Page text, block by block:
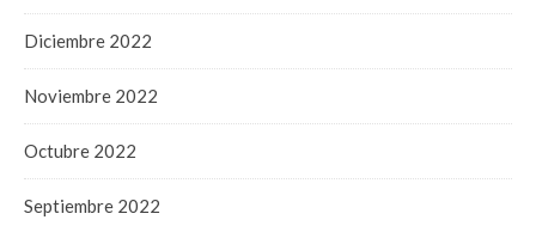
Diciembre 2022
Noviembre 2022
Octubre 2022
Septiembre 2022